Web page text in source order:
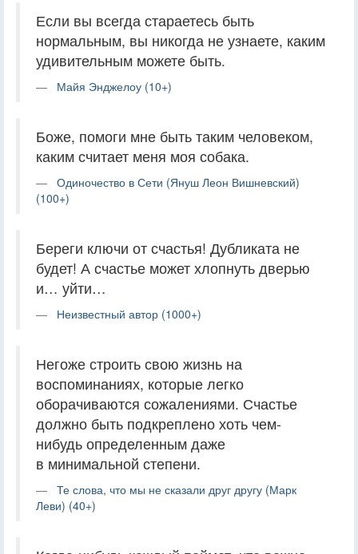
Если вы всегда стараетесь быть
нормальным, вы никогда не узнаете, каким
удивительным можете быть.
Майя Энджелоу (10+)
Боже, помоги мне быть таким человеком,
каким считает меня моя собака.
Одиночество в Сети (Януш Леон Вишневский)
(100+)
Береги ключи от счастья! Дубликата не
будет! А счастье может хлопнуть дверью
и… уйти…
Неизвестный автор (1000+)
Негоже строить свою жизнь на
воспоминаниях, которые легко
оборачиваются сожалениями. Счастье
должно быть подкреплено хоть чем-
нибудь определенным даже
в минимальной степени.
Те слова, что мы не сказали друг другу (Марк
Леви) (40+)